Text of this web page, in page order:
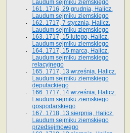
Laudum sejmiku ziemskiego
161. 1716, 29 grudnia, Halicz.
Laudum sejmiku ziemskiego
162. 1717, 7 stycznia, Halicz.
Laudum sejmiku ziemskiego
163. 1717, 15 lutego, Halicz.
Laudum sejmiku ziemskiego
164. 1717, 15 marca, Halicz.
Laudum sejmiku ziemskiego
relacyjnego
165. 1717, 13 września, Halicz.
Laudum sejmiku ziemskiego
deputackiego
166. 1717, 14 września, Halicz.
Laudum sejmiku ziemskiego
gospodarskiego
167. 1718, 13 sierpnia, Halicz.
Laudum sejmiku ziemskiego
przedsejmowego